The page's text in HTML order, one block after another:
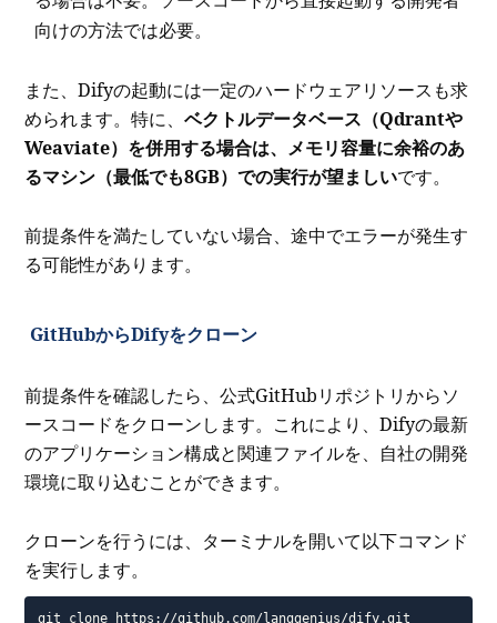
向けの方法では必要。
また、Difyの起動には一定のハードウェアリソースも求
められます。特に、ベクトルデータベース（Qdrantや
Weaviate）を併用する場合は、メモリ容量に余裕のあ
るマシン（最低でも8GB）での実行が望ましいです。
前提条件を満たしていない場合、途中でエラーが発生す
る可能性があります。
GitHubからDifyをクローン
前提条件を確認したら、公式GitHubリポジトリからソ
ースコードをクローンします。これにより、Difyの最新
のアプリケーション構成と関連ファイルを、自社の開発
環境に取り込むことができます。
クローンを行うには、ターミナルを開いて以下コマンド
を実行します。
git clone https://github.com/langgenius/dify.git